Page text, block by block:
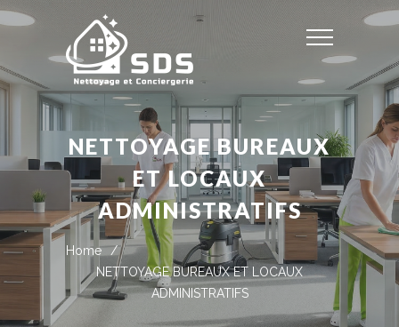
NETTOYAGE BUREAUX
ET LOCAUX
ADMINISTRATIFS
Home
/
NETTOYAGE BUREAUX ET LOCAUX
ADMINISTRATIFS